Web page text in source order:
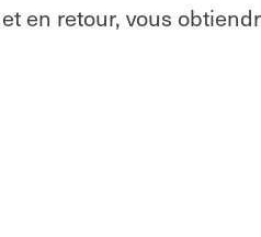
en retour, vous